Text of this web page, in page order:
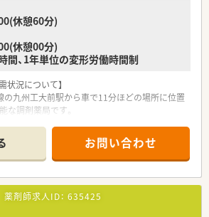
リアイメージ】
剤師からスタートし、3年から5年程度で管理
ップアップすることを目指せる教育体制です。
には、ブロック長や課長、部長といった経営に
道も開かれており、実力次第で昇進が可能です。
を用いた体系的な人材育成を実施していま
休憩60分)
休憩00分)
間、1年単位の変形労働時間制
状況について】
九州工大前駅から車で11分ほどの場所に位置
な調剤薬局です。
知識を深められます。
療事務が在籍しており、スタッフ同士が協力し
進められる体制です。
て】
ドラッグストアと調剤薬局を100店舗以上展
密着型の運営を行っています。
お問い合わせ
薬剤師求人ID： 635425